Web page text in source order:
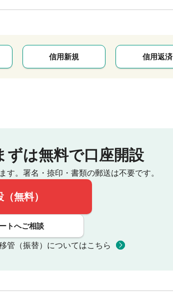
信用新規 信用返済
ずは無料で口座開設
す。 署名・捺印・書類の郵送は不要です。
無料）
トへご相談
管（振替）についてはこちら